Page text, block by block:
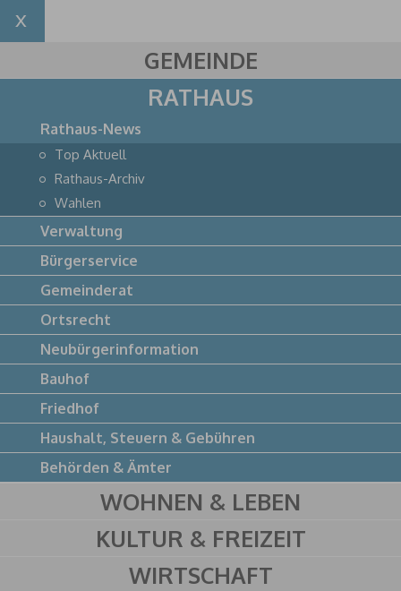
GEMEINDE
RATHAUS
Rathaus-News
Top Aktuell
Rathaus-Archiv
Wahlen
Verwaltung
Bürgerservice
Gemeinderat
Ortsrecht
Neubürgerinformation
Bauhof
Friedhof
Haushalt, Steuern & Gebühren
Behörden & Ämter
WOHNEN & LEBEN
KULTUR & FREIZEIT
WIRTSCHAFT